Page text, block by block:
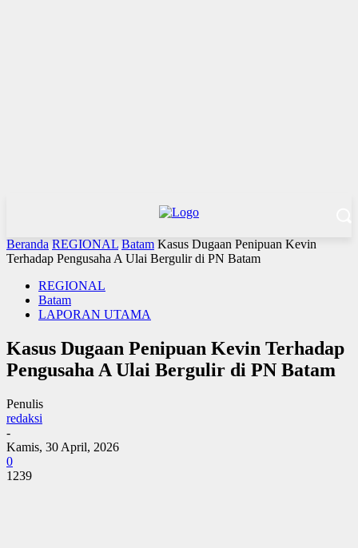
Beranda REGIONAL Batam Kasus Dugaan Penipuan Kevin
Terhadap Pengusaha A Ulai Bergulir di PN Batam
REGIONAL
Batam
LAPORAN UTAMA
Kasus Dugaan Penipuan Kevin Terhadap
Pengusaha A Ulai Bergulir di PN Batam
Penulis
redaksi
-
Kamis, 30 April, 2026
0
1239